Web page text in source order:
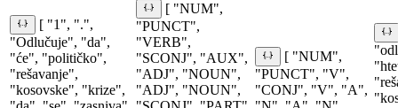
[ "1", ".",
"Odlučuje", "da",
"će", "političko",
"rešavanje",
"kosovske", "krize",
[ "NUM",
"PUNCT",
"VERB",
"SCONJ", "AUX",
"ADJ", "NOUN",
"ADJ", "NOUN",
[ "NUM",
"PUNCT", "V",
"CONJ", "V", "A",